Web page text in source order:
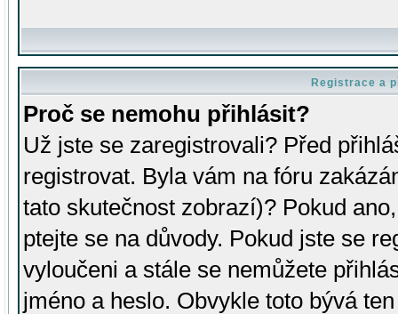
Registrace a
Proč se nemohu přihlásit?
Už jste se zaregistrovali? Před
registrovat. Byla vám na fóru
tato skutečnost zobrazí)? Pokud
ptejte se na důvody. Pokud jste se
vyloučeni a stále se nemůžete
jméno a heslo. Obvykle toto bývá